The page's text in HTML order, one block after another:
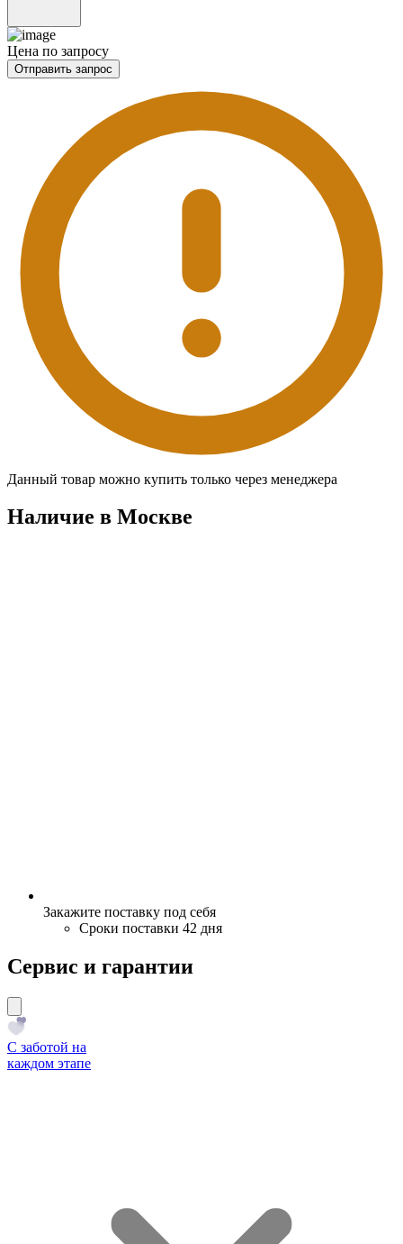
Цена по запросу
Отправить запрос
Данный товар можно купить только через менеджера
Наличие в Москвe
Закажите поставку под себя
Сроки поставки 42 дня
Сервис и гарантии
С заботой на
каждом этапе